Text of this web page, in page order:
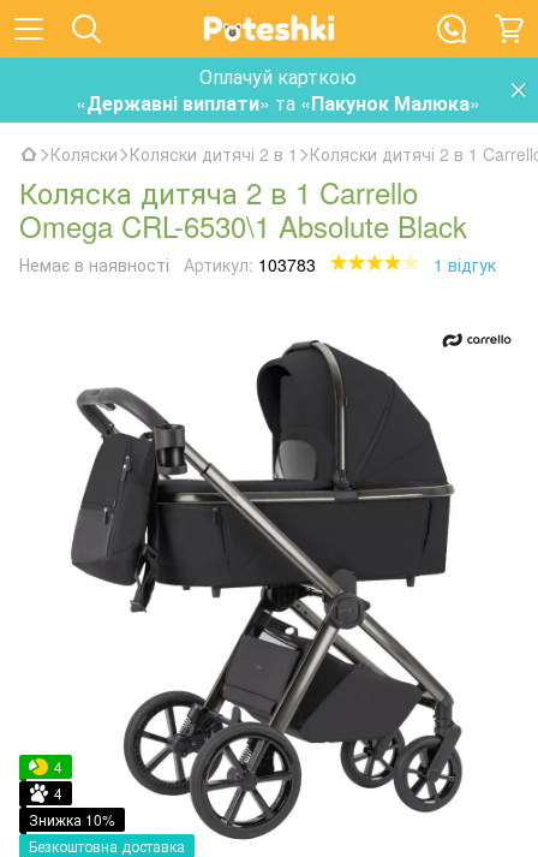
Оплачуй карткою
«Державні виплати» та «Пакунок Малюка»
Коляски Коляски дитячі 2 в 1 Коляски дитячі 2 в 1
Коляска дитяча 2 в 1 Carrello
Omega CRL-6530\1 Absolute Black
Немає в наявності Артикул: 103783 1 відгук
4
4
Знижка 10%
Безкоштовна доставка